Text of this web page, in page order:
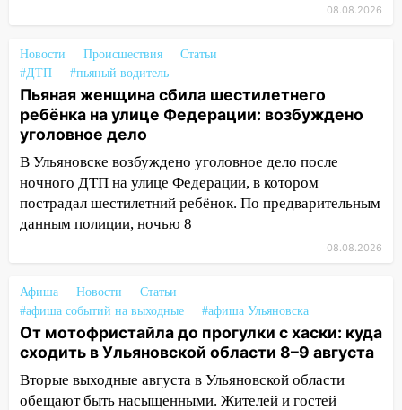
13:46
Сильный ветер сорвал крышу с
СТО на проспекте Созидателей
13:35 Непогода продолжает бить по
транспорту: в Ульяновске трамвай
сошёл с рельсов
13:22 Упавшие деревья перекрыли
дороги в Ульяновске: фото
13:17 Непогода в Ульяновске не
13:15
Трижды «брал в долг» без спроса:
житель Вешкаймского района похитил у
знакомого 191 тысячу рублей
13:14
Ураган оторвал светофор на
проспекте Филатова в Ульяновске
08.08.2026
Новости Происшествия
Статьи
#ДТП
#пьяный водитель
Пьяная женщина сбила шестилетнего
ребёнка на улице Федерации: возбуждено
уголовное дело
В Ульяновске возбуждено уголовное дело после
ночного ДТП на улице Федерации, в котором
пострадал шестилетний ребёнок. По предварительным
данным полиции, ночью 8
08.08.2026
Афиша Новости
Статьи
#афиша событий на выходные
#афиша Ульяновска
От мотофристайла до прогулки с хаски: куда
сходить в Ульяновской области 8–9 августа
Вторые выходные августа в Ульяновской области
обещают быть насыщенными. Жителей и гостей